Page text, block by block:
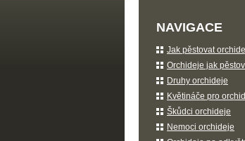
NAVIGACE
Jak pěstovat
Orchideje jak
Druhy orchideje
Květináče pro
Škůdci orchideje
Nemoci orchideje